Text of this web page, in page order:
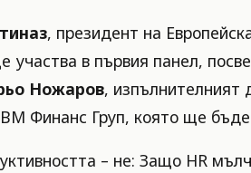
, президент на
в първия панел,
Ножаров, изпълнителният
Финанс Груп, която ще
– не: Защо HR